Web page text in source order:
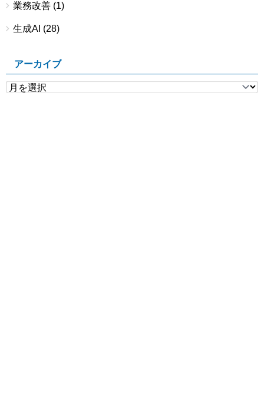
業務改善 (1)
生成AI (28)
アーカイブ